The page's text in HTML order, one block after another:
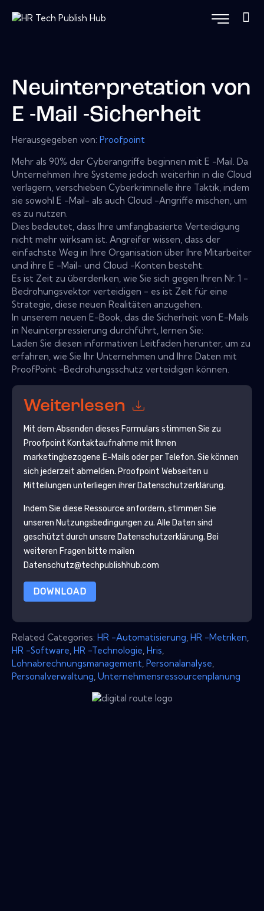
Neuinterpretation von
E -Mail -Sicherheit
Herausgegeben von: Proofpoint
Mehr als 90% der Cyberangriffe beginnen mit E -Mail. Da
Unternehmen ihre Systeme jedoch weiterhin in die Cloud
verlagern, verschieben Cyberkriminelle ihre Taktik, indem
sie sowohl E -Mail- als auch Cloud -Angriffe mischen, um
es zu nutzen.
Dies bedeutet, dass Ihre umfangbasierte Verteidigung
nicht mehr wirksam ist. Angreifer wissen, dass der
einfachste Weg in Ihre Organisation über Ihre Mitarbeiter
und ihre E -Mail- und Cloud -Konten besteht.
Es ist Zeit zu überdenken, wie Sie sich gegen Ihren Nr. 1 -
Bedrohungsvektor verteidigen - es ist Zeit für eine
Strategie, diese neuen Realitäten anzugehen.
In unserem neuen E-Book, das die Sicherheit von E-Mails
in Neuinterpressierung durchführt, lernen Sie:
Laden Sie diesen informativen Leitfaden herunter, um zu
erfahren, wie Sie Ihr Unternehmen und Ihre Daten mit
ProofPoint -Bedrohungsschutz verteidigen können.
Weiterlesen
Mit dem Absenden dieses Formulars stimmen Sie zu
Proofpoint Kontaktaufnahme mit Ihnen
marketingbezogene E-Mails oder per Telefon. Sie können
sich jederzeit abmelden. Proofpoint Webseiten u
Mitteilungen unterliegen ihrer Datenschutzerklärung.
Indem Sie diese Ressource anfordern, stimmen Sie
unseren Nutzungsbedingungen zu. Alle Daten sind
geschützt durch unsere Datenschutzerklärung. Bei
weiteren Fragen bitte mailen
Datenschutz@techpublishhub.com
DOWNLOAD
Related Categories: HR -Automatisierung HR -Metriken
HR -Software HR -Technologie Hris
Lohnabrechnungsmanagement Personalanalyse
Personalverwaltung Unternehmensressourcenplanung